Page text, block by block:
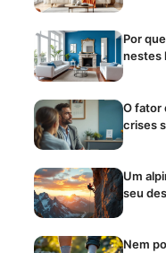
Por
nestes
O fator
crises
Um
seu
Nem